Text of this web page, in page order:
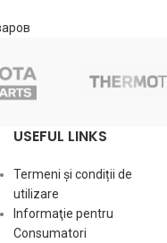
USEFUL LINKS
Termeni și condiții de
utilizare
Informaţie pentru
Consumatori